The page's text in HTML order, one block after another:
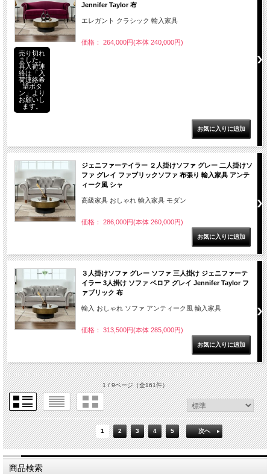
Jennifer Taylor 布
エレガント クラシック 輸入家具
価格： 264,000円(本体 240,000円)
売り切れ
ました。
再入荷連
絡は「入
荷連絡希
望ボタ
ン」より
お願いし
ます。
ジェニファーテイラー ２人掛けソファ グレー 二人掛けソ
ファ グレイ ファブリックソファ 布張り 輸入家具 アンテ
ィーク風 シャ
高級家具 おしゃれ 輸入家具 モダン
価格： 286,000円(本体 260,000円)
３人掛けソファ グレー ソファ 三人掛け ジェニファーテ
イラー 3人掛け ソファ ベロア グレイ Jennifer Taylor フ
ァブリック 布
輸入 おしゃれ ソファ アンティーク風 輸入家具
価格： 313,500円(本体 285,000円)
1 / 9ページ（全161件）
1 2 3 4 5 次へ
商品検索